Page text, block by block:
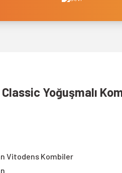
Yoğuşmalı
Vitodens Kombiler